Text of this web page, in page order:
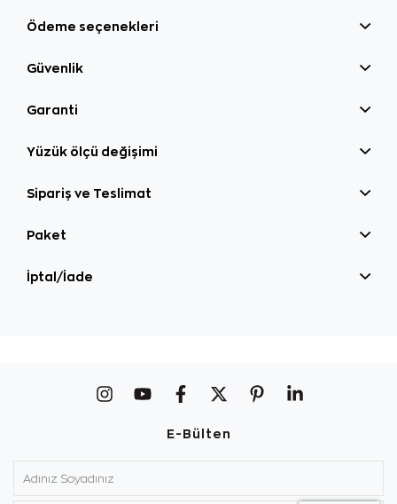
Ödeme seçenekleri
Güvenlik
Garanti
Yüzük ölçü değişimi
Sipariş ve Teslimat
Paket
İptal/İade
E-Bülten